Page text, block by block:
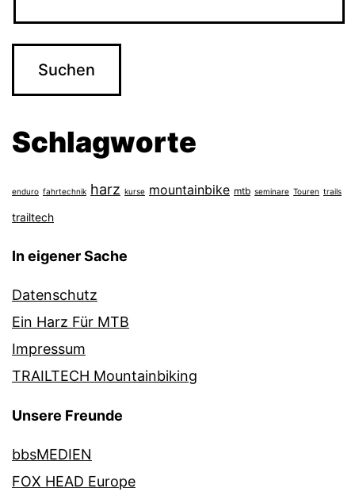
Schlagworte
enduro fahrtechnik harz kurse mountainbike mtb seminare Touren trails
trailtech
In eigener Sache
Datenschutz
Ein Harz Für MTB
Impressum
TRAILTECH Mountainbiking
Unsere Freunde
bbsMEDIEN
FOX HEAD Europe